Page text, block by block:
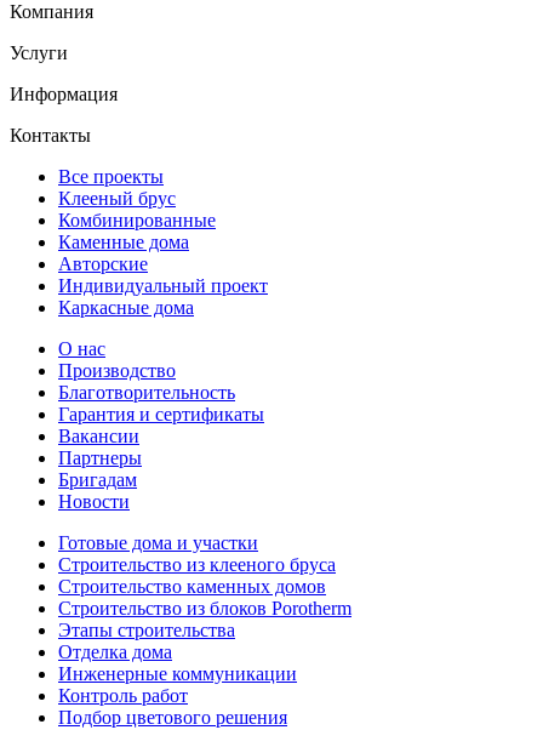
Компания
Услуги
Информация
Контакты
Все проекты
Клееный брус
Комбинированные
Каменные дома
Авторские
Индивидуальный проект
Каркасные дома
О нас
Производство
Благотворительность
Гарантия и сертификаты
Вакансии
Партнеры
Бригадам
Новости
Готовые дома и участки
Строительство из клееного бруса
Строительство каменных домов
Строительство из блоков Porotherm
Этапы строительства
Отделка дома
Инженерные коммуникации
Контроль работ
Подбор цветового решения